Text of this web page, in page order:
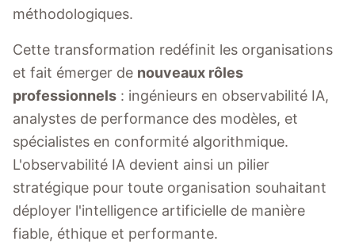
méthodologiques.
Cette transformation redéfinit les organisations
et fait émerger de nouveaux rôles
professionnels : ingénieurs en observabilité IA,
analystes de performance des modèles, et
spécialistes en conformité algorithmique.
L'observabilité IA devient ainsi un pilier
stratégique pour toute organisation souhaitant
déployer l'intelligence artificielle de manière
fiable, éthique et performante.